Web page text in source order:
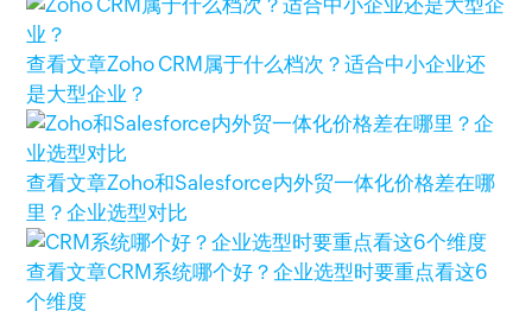
查看文章Zoho CRM属于什么档次？适合中小企业还
是大型企业？
查看文章Zoho和Salesforce内外贸一体化价格差在哪
里？企业选型对比
查看文章CRM系统哪个好？企业选型时要重点看这6
个维度